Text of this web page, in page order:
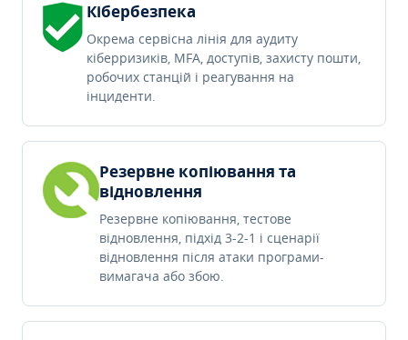
Кібербезпека
Окрема сервісна лінія для аудиту
кіберризиків, MFA, доступів, захисту пошти,
робочих станцій і реагування на
інциденти.
Резервне копіювання та
відновлення
Резервне копіювання, тестове
відновлення, підхід 3-2-1 і сценарії
відновлення після атаки програми-
вимагача або збою.